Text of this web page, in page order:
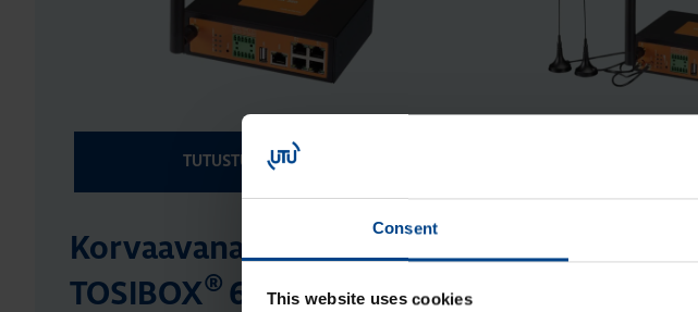
Consent
This website uses cookies
TUTUSTU TOSIBOX
Korvaavana tuotteena lukko 500iA:lle
TOSIBOX® 675